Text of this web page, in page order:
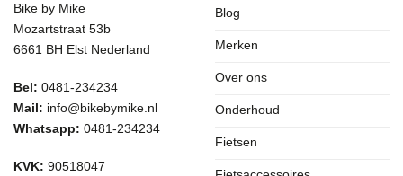
Bike by Mike
Mozartstraat 53b
6661 BH Elst Nederland
Bel: 0481-234234
Mail: info@bikebymike.nl
Whatsapp: 0481-234234
KVK: 90518047
Blog
Merken
Over ons
Onderhoud
Fietsen